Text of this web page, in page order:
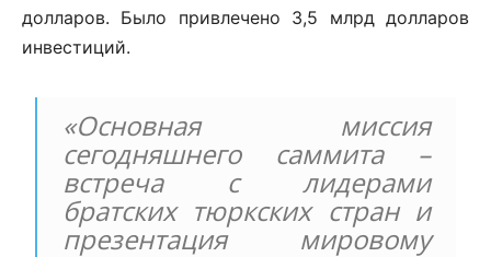
долларов. Было привлечено 3,5 млрд долларов
инвестиций.
«Основная миссия
сегодняшнего саммита –
встреча с лидерами
братских тюркских стран и
презентация мировому